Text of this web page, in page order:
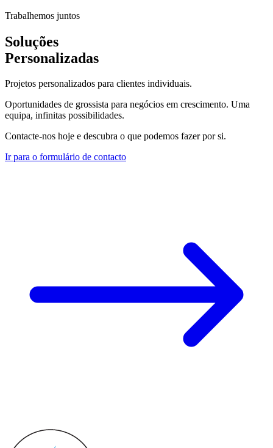
Trabalhemos juntos
Soluções
Personalizadas
Projetos personalizados para clientes individuais.
Oportunidades de grossista para negócios em crescimento. Uma
equipa, infinitas possibilidades.
Contacte-nos hoje e descubra o que podemos fazer por si.
Ir para o formulário de contacto